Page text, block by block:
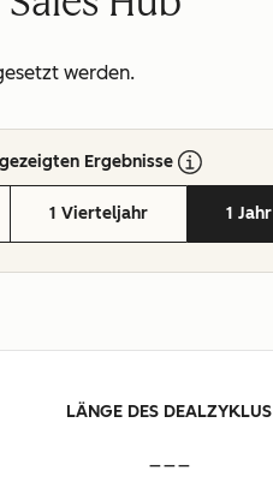
werden.
Ergebnisse
1 Vierteljahr 1 Jahr
LÄNGE DES DEALZYKLUS
---